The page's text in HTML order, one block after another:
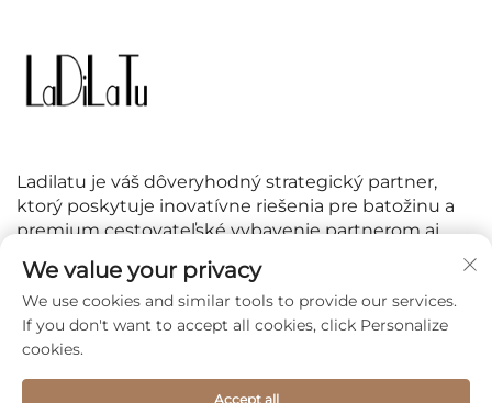
Ladilatu je váš dôveryhodný strategický partner,
ktorý poskytuje inovatívne riešenia pre batožinu a
premium cestovateľské vybavenie partnerom aj
SLEDUJTE NÁS
We value your privacy
We use cookies and similar tools to provide our services.
If you don't want to accept all cookies, click Personalize
cookies.
Accept all